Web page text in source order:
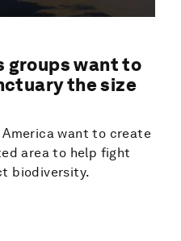
groups want to
the size
America want to create
area to help fight
biodiversity.